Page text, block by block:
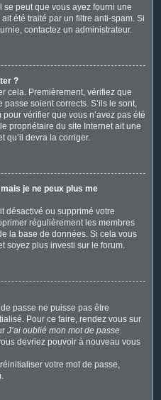
se peut que vous ayez fourni une
été traité par un filtre anti-spam. Si
contactez un administrateur.
?
cela. Premièrement, vérifiez que
passe soient corrects. S’ils le sont,
vérifier que vous n’avez pas été
propriétaire du site Internet ait une
qu’il devra la corriger.
je ne peux plus me
désactivé ou supprimé votre
régulièrement les membres
la base de données. Si cela vous
soyez plus investi sur le forum.
passe ne puisse pas être
Pour ce faire, rendez vous sur
J’ai oublié mon mot de passe.
devriez pouvoir à nouveau vous
votre mot de passe,